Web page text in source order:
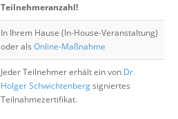
Teilnehmeranzahl!
In Ihrem Hause (In-House-Veranstaltung)
oder als Online-Maßnahme
Jeder Teilnehmer erhält ein von Dr.
Holger Schwichtenbergsigniertes
Teilnahmezertifikat.